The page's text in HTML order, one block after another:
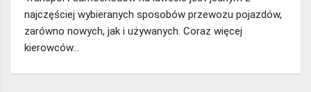
najczęściej wybieranych sposobów przewozu pojazdów,
zarówno nowych, jak i używanych. Coraz więcej
kierowców…